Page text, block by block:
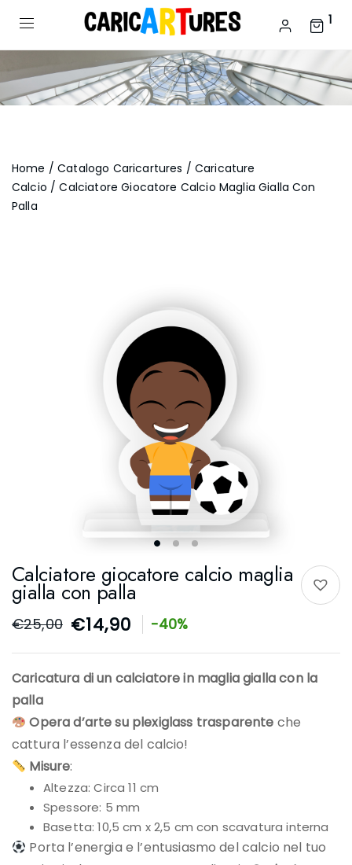
1
Home /Catalogo Caricartures / Caricature
Calcio / Calciatore Giocatore Calcio Maglia Gialla Con
Palla
Calciatore giocatore calcio maglia
gialla con palla
€25,00 €14,90 -40%
Caricatura di un calciatore in maglia gialla con la
palla
Opera d’arte su plexiglass trasparente che
cattura l’essenza del calcio!
Misure:
Altezza: Circa 11 cm
Spessore: 5 mm
Basetta: 10,5 cm x 2,5 cm con scavatura interna
Porta l’energia e l’entusiasmo del calcio nel tuo